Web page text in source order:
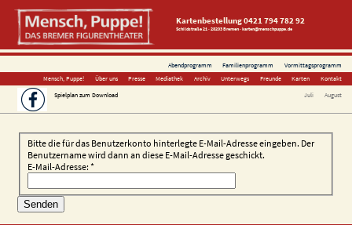
Kartenbestellung0421 794 782 92
Schildstraße 21 · 28203 Bremen·karten@menschpuppe.de
Abendprogramm Familienprogramm
Vormittagsprogramm
Mensch, Puppe!
Über uns Presse Mediathek Archiv Unterwegs Freunde Karten Kontakt
Spielplan zum Download Juli August
Bitte die für das Benutzerkonto hinterlegte E-Mail-Adresse eingeben. Der
Benutzername wird dann an diese E-Mail-Adresse geschickt.
E-Mail-Adresse: *
Senden